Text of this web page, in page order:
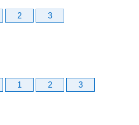
2 3
1 2 3